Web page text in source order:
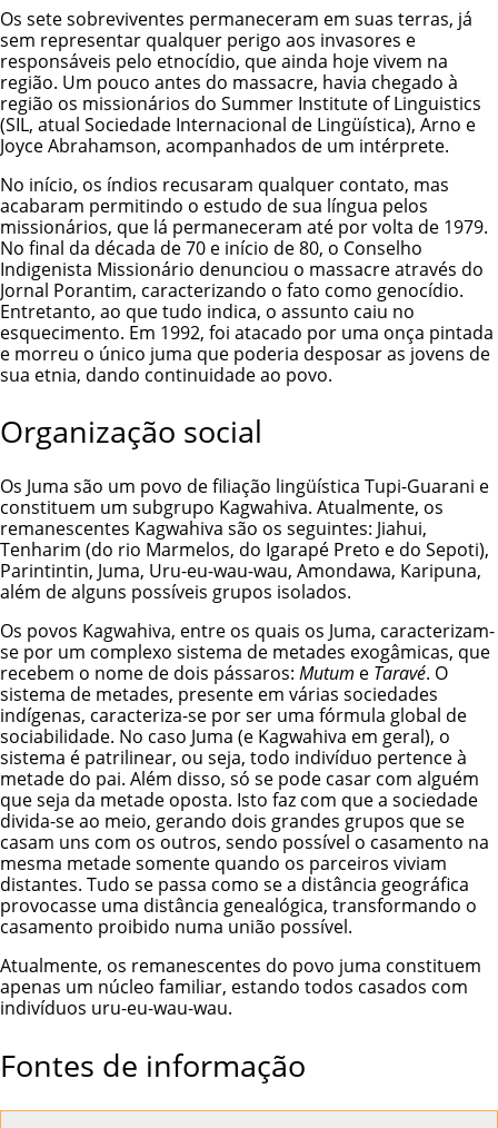
Os sete sobreviventes permaneceram em suas terras, já
sem representar qualquer perigo aos invasores e
responsáveis pelo etnocídio, que ainda hoje vivem na
região. Um pouco antes do massacre, havia chegado à
região os missionários do Summer Institute of Linguistics
(SIL, atual Sociedade Internacional de Lingüística), Arno e
Joyce Abrahamson, acompanhados de um intérprete.
No início, os índios recusaram qualquer contato, mas
acabaram permitindo o estudo de sua língua pelos
missionários, que lá permaneceram até por volta de 1979.
No final da década de 70 e início de 80, o Conselho
Indigenista Missionário denunciou o massacre através do
Jornal Porantim, caracterizando o fato como genocídio.
Entretanto, ao que tudo indica, o assunto caiu no
esquecimento. Em 1992, foi atacado por uma onça pintada
e morreu o único juma que poderia desposar as jovens de
sua etnia, dando continuidade ao povo.
Organização social
Os Juma são um povo de filiação lingüística Tupi-Guarani e
constituem um subgrupo Kagwahiva. Atualmente, os
remanescentes Kagwahiva são os seguintes: Jiahui,
Tenharim (do rio Marmelos, do Igarapé Preto e do Sepoti),
Parintintin, Juma, Uru-eu-wau-wau, Amondawa, Karipuna,
além de alguns possíveis grupos isolados.
Os povos Kagwahiva, entre os quais os Juma, caracterizam-
se por um complexo sistema de metades exogâmicas, que
recebem o nome de dois pássaros: Mutum e Taravé. O
sistema de metades, presente em várias sociedades
indígenas, caracteriza-se por ser uma fórmula global de
sociabilidade. No caso Juma (e Kagwahiva em geral), o
sistema é patrilinear, ou seja, todo indivíduo pertence à
metade do pai. Além disso, só se pode casar com alguém
que seja da metade oposta. Isto faz com que a sociedade
divida-se ao meio, gerando dois grandes grupos que se
casam uns com os outros, sendo possível o casamento na
mesma metade somente quando os parceiros viviam
distantes. Tudo se passa como se a distância geográfica
provocasse uma distância genealógica, transformando o
casamento proibido numa união possível.
Atualmente, os remanescentes do povo juma constituem
apenas um núcleo familiar, estando todos casados com
indivíduos uru-eu-wau-wau.
Fontes de informação